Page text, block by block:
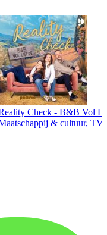
Check - B&B Vol
& cultuur,